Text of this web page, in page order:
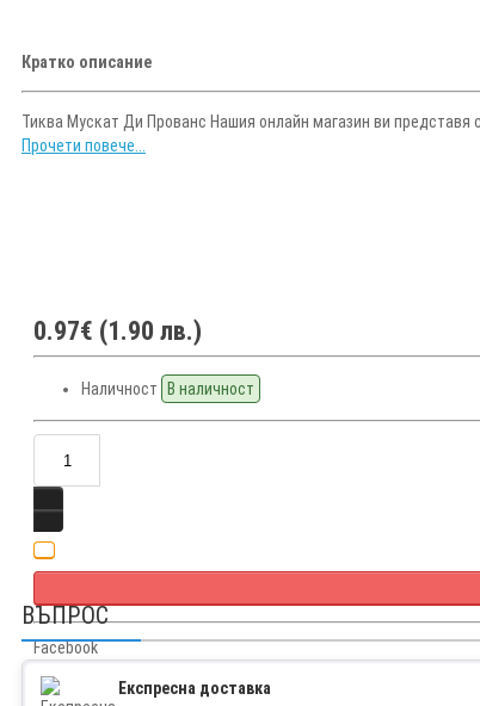
Кратко описание
Тиква Мускат Ди Прованс Нашия онлайн магазин ви представя
Прочети повече...
0.97€ (1.90 лв.)
Наличност В наличност
Facebook
ВЪПРОС
Експресна доставка